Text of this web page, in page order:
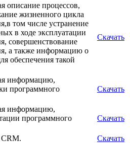
описание процессов,
жизненного цикла
том числе устранение
в ходе эксплуатации
совершенствование
а также информацию о
обеспечения такой
Скачать
информацию,
программного
Скачать
информацию,
программного
Скачать
CRM. Скачать